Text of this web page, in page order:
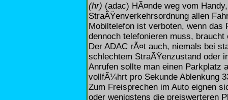
(hr) (adac) HÃ¤nde weg vom
StraÃŸenverkehrsordnung allen
Mobiltelefon ist verboten, wenn
dennoch telefonieren muss,
Der ADAC rÃ¤t auch, niemals bei
schlechtem StraÃŸenzustand oder
Anrufen sollte man einen Parkplatz
vollfÃ¼hrt pro Sekunde Ablenkung
Zum Freisprechen im Auto eignen
oder wenigstens die preiswerteren